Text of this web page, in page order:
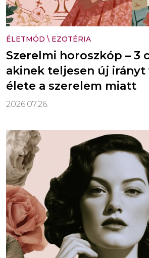
ÉLETMÓD \ EZOTÉRIA
Szerelmi horoszkóp – 3
akinek teljesen új irányt
élete a szerelem miatt
2026.07.26.